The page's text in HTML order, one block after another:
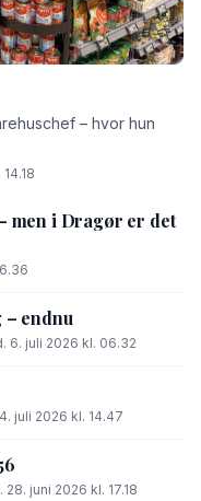
– hvor hun
men i Dragør er det
endnu
6. juli 2026 kl. 06.32
juli 2026 kl. 14.47
juni 2026 kl. 17.18